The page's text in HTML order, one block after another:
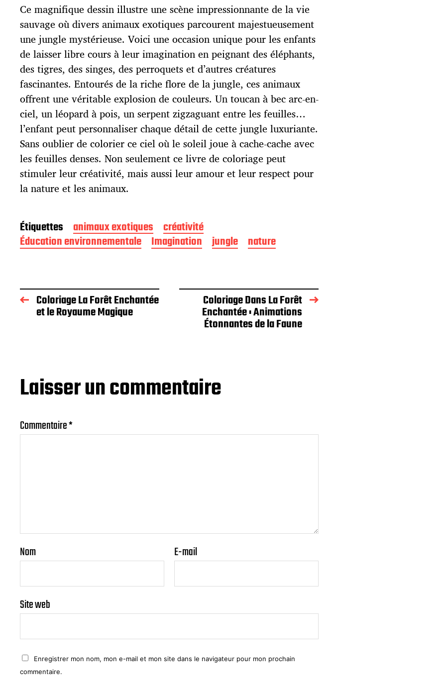
e
p
u
b
l
i
c
a
t
i
o
n
Ce magnifique dessin illustre une scène impressionnante de la vie
sauvage où divers animaux exotiques parcourent majestueusement
une jungle mystérieuse. Voici une occasion unique pour les enfants
de laisser libre cours à leur imagination en peignant des éléphants,
des tigres, des singes, des perroquets et d’autres créatures
fascinantes. Entourés de la riche flore de la jungle, ces animaux
offrent une véritable explosion de couleurs. Un toucan à bec arc-en-
ciel, un léopard à pois, un serpent zigzaguant entre les feuilles…
l’enfant peut personnaliser chaque détail de cette jungle luxuriante.
Sans oublier de colorier ce ciel où le soleil joue à cache-cache avec
les feuilles denses. Non seulement ce livre de coloriage peut
stimuler leur créativité, mais aussi leur amour et leur respect pour
la nature et les animaux.
Étiquettes animaux exotiques
créativité
Éducation environnementale
Imagination jungle nature
Coloriage La Forêt Enchantée
et le Royaume Magique
Coloriage Dans La Forêt
Enchantée : Animations
Étonnantes de la Faune
Laisser un commentaire
Commentaire*
Nom E-mail
Site web
Enregistrer mon nom, mon e-mail et mon site dans le navigateur pour mon prochain
commentaire.